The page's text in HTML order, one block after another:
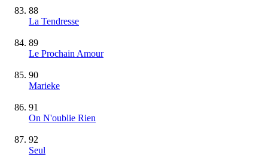
88
La Tendresse
89
Le Prochain Amour
90
Marieke
91
On N'oublie Rien
92
Seul